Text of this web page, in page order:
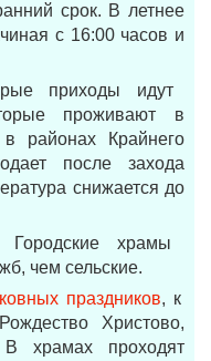
срок. В летнее
с 16:00 часов и
приходы идут
проживают в
районах Крайнего
после захода
снижается до
Городские храмы
чем сельские.
праздников, к
Христово,
храмах проходят